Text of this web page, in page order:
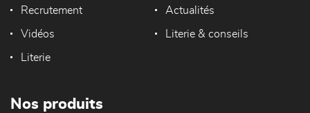
Recrutement Actualités
Vidéos Literie & conseils
Literie
Nos produits